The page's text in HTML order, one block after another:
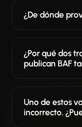
¿De dónde
¿Por qué dos
publican BAF
Uno de estos
incorrecto.